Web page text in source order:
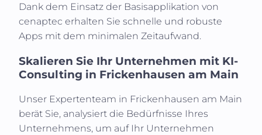
Dank dem Einsatz der Basisapplikation von
cenaptec erhalten Sie schnelle und robuste
Apps mit dem minimalen Zeitaufwand.
Skalieren Sie Ihr Unternehmen mit KI-
Consulting in Frickenhausen am Main
Unser Expertenteam in Frickenhausen am Main
berät Sie, analysiert die Bedürfnisse Ihres
Unternehmens, um auf Ihr Unternehmen